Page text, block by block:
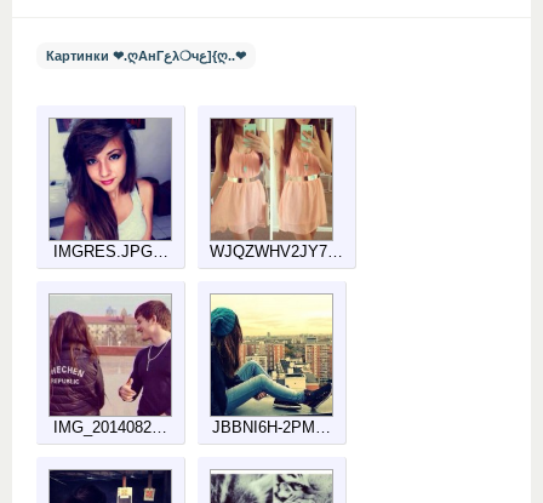
Картинки ❤.ღАнГﻉλ❍чﻉ]{ღ..❤
IMGRES.JPG… WJQZWHV2JY7…
IMG_2014082… JBBNI6H-2PM…